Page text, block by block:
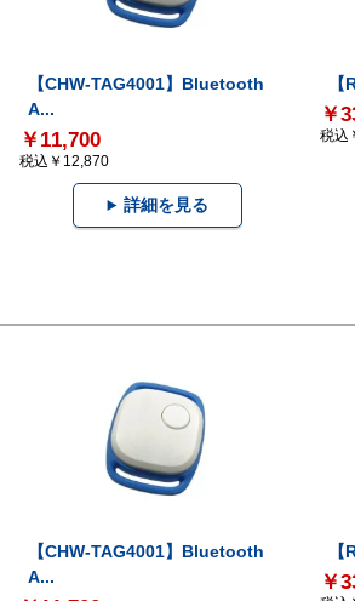
【CHW-TAG4001】Bluetooth
A...
￥11,700
税込￥12,870
詳細を見る
￥
税込
【CHW-TAG4001】Bluetooth
A...
￥